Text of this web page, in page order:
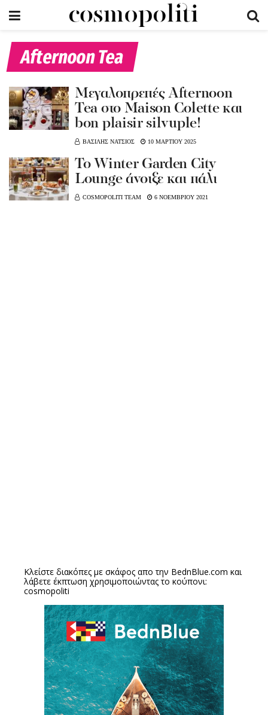
Afternoon Tea
Μεγαλοπρεπές Afternoon
Tea στο Maison Colette και
bon plaisir silvuple!
ΒΑΣΙΛΗΣ ΝΑΤΣΙΟΣ 10 ΜΑΡΤΙΟΥ 2025
Το Winter Garden City
Lounge άνοιξε και πάλι
COSMOPOLITI TEAM 6 ΝΟΕΜΒΡΙΟΥ 2021
Κλείστε διακόπες με σκάφος απο την BednBlue.com και
λάβετε έκπτωση χρησιμοποιώντας το κούπονι:
cosmopoliti